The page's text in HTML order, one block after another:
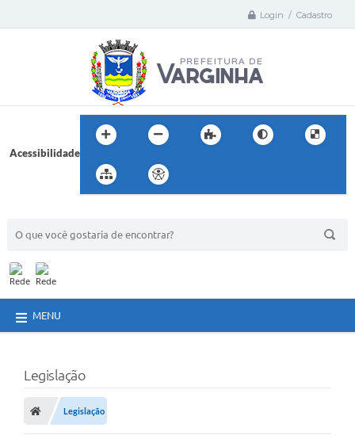
Login / Cadastro
Acessibilidade
MENU
Legislação
Legislação